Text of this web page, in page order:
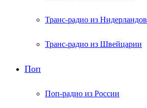
Транс-радио из Нидерландов
Транс-радио из Швейцарии
Поп
Поп-радио из России